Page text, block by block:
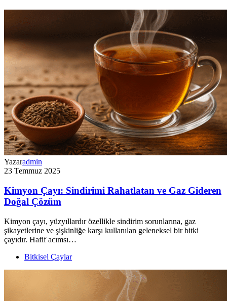
Yazaradmin
23 Temmuz 2025
Kimyon Çayı: Sindirimi Rahatlatan ve Gaz Gideren
Doğal Çözüm
Kimyon çayı, yüzyıllardır özellikle sindirim sorunlarına, gaz
şikayetlerine ve şişkinliğe karşı kullanılan geleneksel bir bitki
çayıdır. Hafif acımsı…
Bitkisel Çaylar